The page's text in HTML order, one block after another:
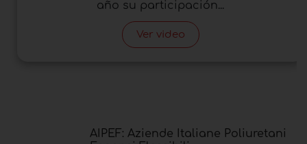
año su participación...
Ver video
AIPEF: Aziende Italiane Poliuretani